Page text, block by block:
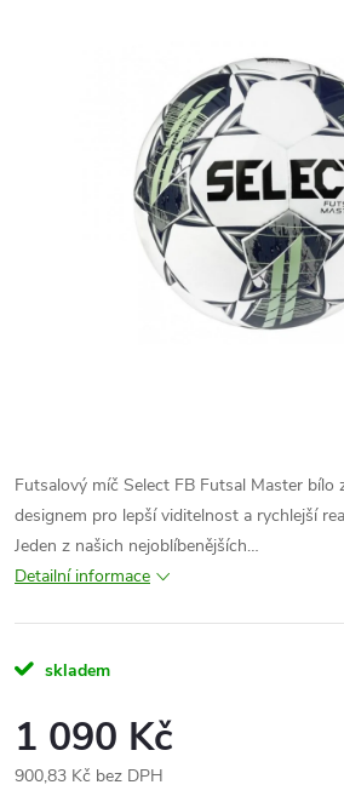
Futsalový míč Select FB Futsal Master bílo
designem pro lepší viditelnost a rychlejší
Jeden z našich nejoblíbenějších…
Detailní informace
skladem
1 090 Kč
900,83 Kč bez DPH